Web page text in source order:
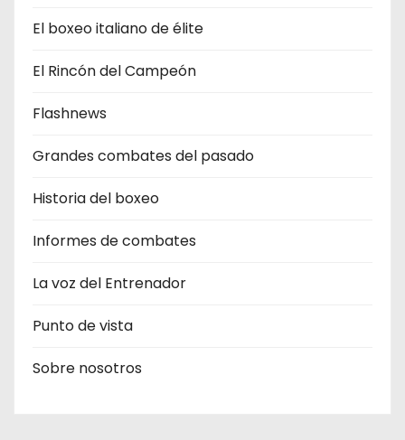
El boxeo italiano de élite
El Rincón del Campeón
Flashnews
Grandes combates del pasado
Historia del boxeo
Informes de combates
La voz del Entrenador
Punto de vista
Sobre nosotros